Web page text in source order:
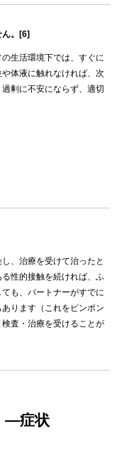
。[6]
生活環境下では、すぐに
体液に触れなければ、次
剰に不安にならず、適切
、治療を受けて治ったと
性的接触を続ければ、ふ
も、パートナーがすでに
ります（これをピンポン
査・治療を受けることが
―症状